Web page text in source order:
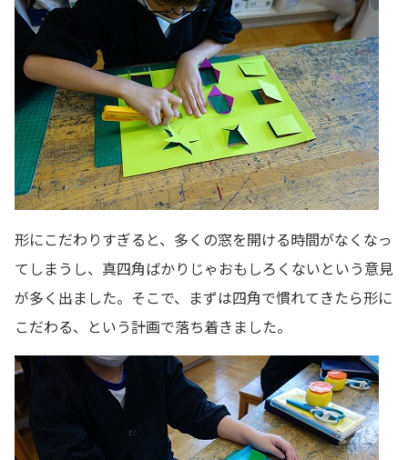
形にこだわりすぎると、多くの窓を開ける時間がなくなっ
てしまうし、真四角ばかりじゃおもしろくないという意見
が多く出ました。そこで、まずは四角で慣れてきたら形に
こだわる、という計画で落ち着きました。